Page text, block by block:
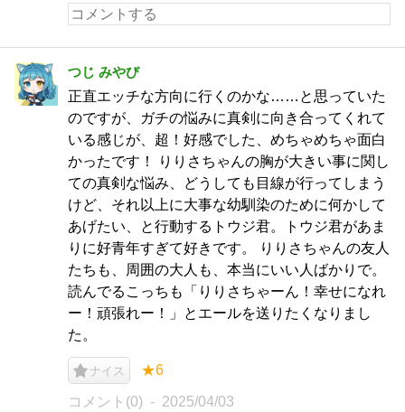
つじ みやび
正直エッチな方向に行くのかな……と思っていた
のですが、ガチの悩みに真剣に向き合ってくれて
いる感じが、超！好感でした、めちゃめちゃ面白
かったです！ りりさちゃんの胸が大きい事に関し
ての真剣な悩み、どうしても目線が行ってしまう
けど、それ以上に大事な幼馴染のために何かして
あげたい、と行動するトウジ君。トウジ君があま
りに好青年すぎて好きです。 りりさちゃんの友人
たちも、周囲の大人も、本当にいい人ばかりで。
読んでるこっちも「りりさちゃーん！幸せになれ
ー！頑張れー！」とエールを送りたくなりまし
た。
ナイス ★6
コメント(0) 2025/04/03